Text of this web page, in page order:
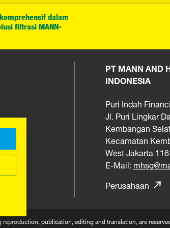
dalam
filtrasi MANN-
PT MANN AND
INDONESIA
Puri Indah
Jl. Puri Lingkar
Kembangan
Kecamatan
West Jakarta
E-Mail:
Perusahaan
publication, editing and translation, are